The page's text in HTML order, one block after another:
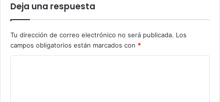
Deja una respuesta
Tu dirección de correo electrónico no será publicada. Los
campos obligatorios están marcados con *